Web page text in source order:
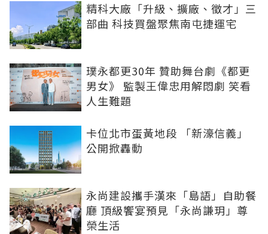
精科大廠「升級、擴廠、徵才」三
部曲 科技買盤聚焦南屯捷運宅
璞永都更30年 贊助舞台劇《都更
男女》 監製王偉忠用解悶劇 笑看
人生難題
卡位北市蛋黃地段 「新濠信義」
公開掀轟動
永尚建設攜手漢來「島語」自助餐
廳 頂級饗宴預見「永尚謙玥」尊
榮生活